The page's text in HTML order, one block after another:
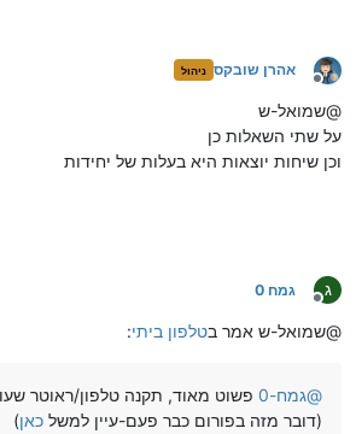
מנותק
אהרן שובקס ניהול
@שמואל-ש
על שתי השאלות כן
וכן שיחות יוצאות היא בעלות של יחידות
ג
מנותק
גמח 0
@שמואל-ש אמר בטלפון ביתי:
@גמח-0
(דובר מזה בפורום כבר פעם-עיין למשל כאן)